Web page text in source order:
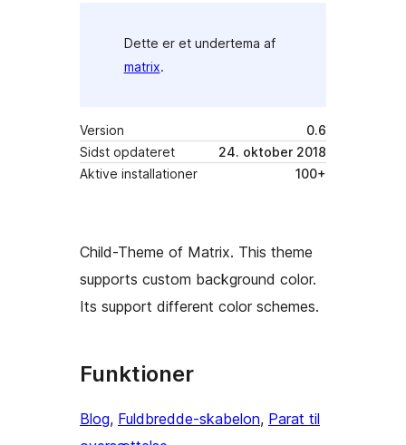
Dette er et undertema af
matrix.
Version
0.6
Sidst opdateret
24. oktober 2018
Aktive installationer
100+
Child-Theme of Matrix. This theme
supports custom background color.
Its support different color schemes.
Funktioner
Blog, Fuldbredde-skabelon, Parat til